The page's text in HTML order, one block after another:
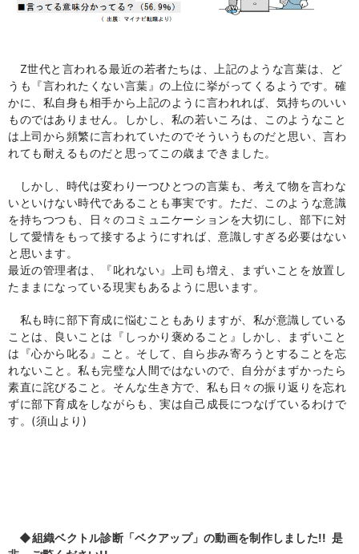
Z世代と言われる最近の若者たちは、上記のような言葉は、ど
うも『言われたくない言葉』の上位に挙がってくるようです。確
かに、私自身も相手から上記のように言われれば、気持ちのいい
ものではありません。しかし、私の若いころは、このようなこと
は上司から頻繁に言われていたのでそういうものだと思い、言わ
れても耐えるものだと思ってこの歳まできました。
しかし、時代は変わり一つひとつの言葉も、考えて物を言わな
いといけない時代であることも事実です。ただ、このような意識
を持ちつつも、日々のコミュニケーションを大切にし、部下に対
して愛情をもって接するようにすれば、意識しすぎる必要はない
と思います。
最近の管理者は、『叱れない』上司も増え、まずいことを放置し
たままになっている現実もあるように思います。
私も時に部下育成に悩むこともありますが、私が意識している
ことは、良いことは『しっかり褒めること』しかし、まずいこと
は『心から叱る』こと。そして、自ら歩み寄ろうとすることを忘
れないこと。私も完璧な人間ではないので、自分がまずかったら
素直に詫びること。そんな生き方で、私も日々の振り返りを忘れ
ずに部下育成をしながらも、実は自己成長につなげているわけで
す。(須山より )
◆組織ベクトル診断「ベクアップ」の動画を制作しました!! 是